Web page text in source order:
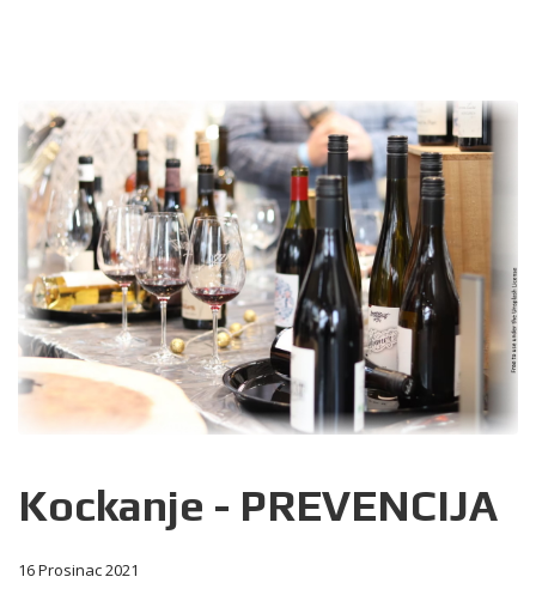
Kockanje - PREVENCIJA
16 Prosinac 2021